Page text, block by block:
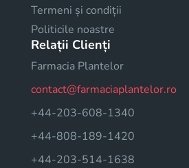
Termeni și condiții
Politicile noastre
Relații Clienți
Farmacia Plantelor
contact@farmaciaplantelor.ro
+44-203-608-1340
+44-808-189-1420
+44-203-514-1638